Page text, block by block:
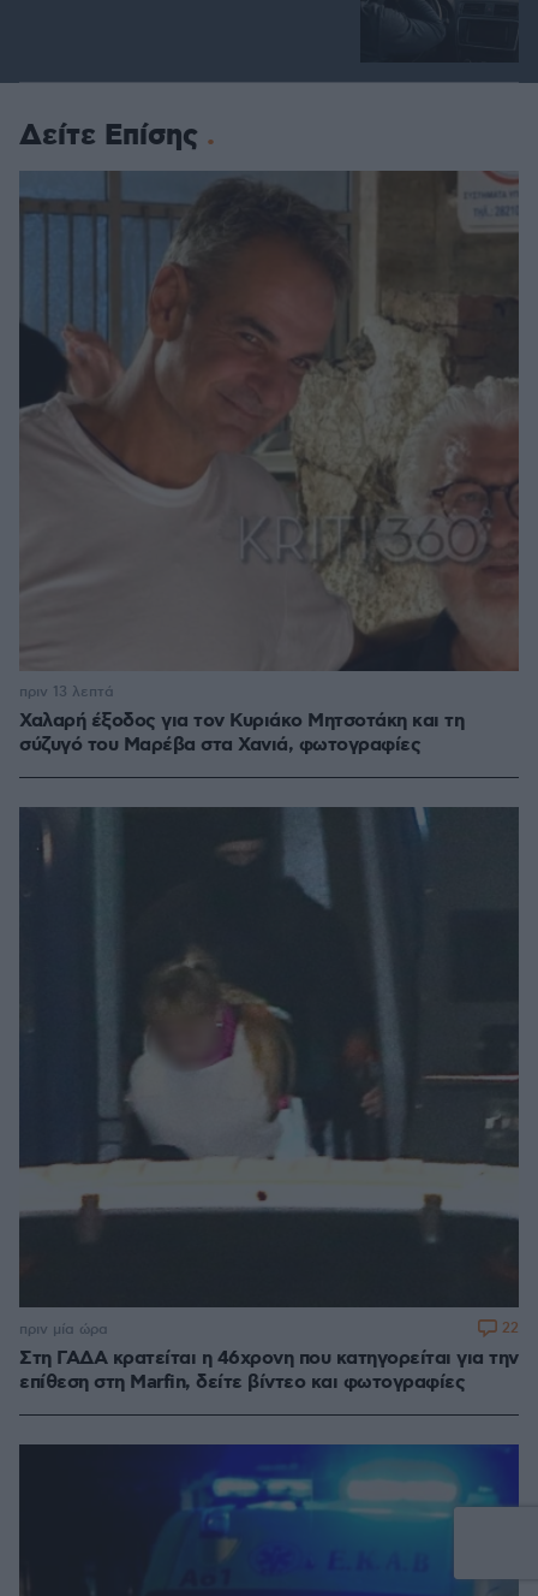
Δείτε Επίσης
Χαλαρή έξοδος για τον Κυριάκο Μητσοτάκη και τη
σύζυγό του Μαρέβα στα Χανιά, φωτογραφίες
πριν 13 λεπτά
Στη ΓΑΔΑ κρατείται η 46χρονη που κατηγορείται για την
επίθεση στη Marfin, δείτε βίντεο και φωτογραφίες
πριν μία ώρα 22